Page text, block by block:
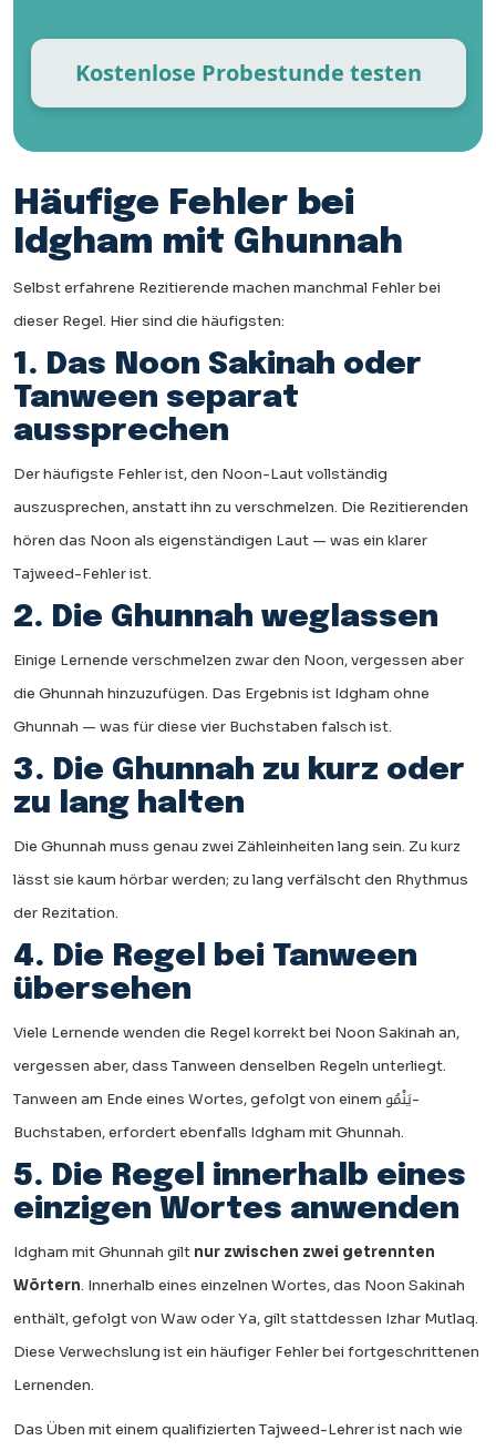
Kostenlose Probestunde testen
Häufige Fehler bei
Idgham mit Ghunnah
Selbst erfahrene Rezitierende machen manchmal Fehler bei
dieser Regel. Hier sind die häufigsten:
1. Das Noon Sakinah oder
Tanween separat
aussprechen
Der häufigste Fehler ist, den Noon-Laut vollständig
auszusprechen, anstatt ihn zu verschmelzen. Die Rezitierenden
hören das Noon als eigenständigen Laut — was ein klarer
Tajweed-Fehler ist.
2. Die Ghunnah weglassen
Einige Lernende verschmelzen zwar den Noon, vergessen aber
die Ghunnah hinzuzufügen. Das Ergebnis ist Idgham ohne
Ghunnah — was für diese vier Buchstaben falsch ist.
3. Die Ghunnah zu kurz oder
zu lang halten
Die Ghunnah muss genau zwei Zähleinheiten lang sein. Zu kurz
lässt sie kaum hörbar werden; zu lang verfälscht den Rhythmus
der Rezitation.
4. Die Regel bei Tanween
übersehen
Viele Lernende wenden die Regel korrekt bei Noon Sakinah an,
vergessen aber, dass Tanween denselben Regeln unterliegt.
Tanween am Ende eines Wortes, gefolgt von einem يَنْمُو-
Buchstaben, erfordert ebenfalls Idgham mit Ghunnah.
5. Die Regel innerhalb eines
einzigen Wortes anwenden
Idgham mit Ghunnah gilt nur zwischen zwei getrennten
Wörtern. Innerhalb eines einzelnen Wortes, das Noon Sakinah
enthält, gefolgt von Waw oder Ya, gilt stattdessen Izhar Mutlaq.
Diese Verwechslung ist ein häufiger Fehler bei fortgeschrittenen
Lernenden.
Das Üben mit einem qualifizierten Tajweed-Lehrer ist nach wie